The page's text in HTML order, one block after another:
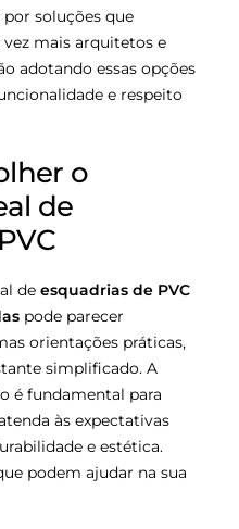
soluções que
mais arquitetos e
adotando essas opções
e respeito
o
de
de esquadrias de PVC
pode parecer
orientações práticas,
simplificado. A
é fundamental para
às expectativas
e estética.
podem ajudar na sua